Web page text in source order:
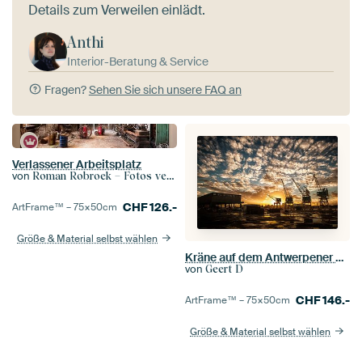
Details zum Verweilen einlädt.
Anthi
Interior-Beratung & Service
Fragen?Sehen Sie sich unsere FAQ an
Verlassener Arbeitsplatz
von Roman Robroek – Fotos verlassener Gebäude
ArtFrame™ –75×50cm CHF126.-
Größe & Material selbst wählen
Kräne auf dem Antwerpener Kai / Hafen
von Geert D
ArtFrame™ –75×50cm CHF146.-
Größe & Material selbst wählen